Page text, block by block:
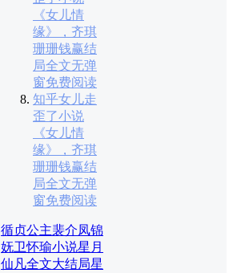
《女儿情
缘》，齐琪
珊珊钱赢结
局全文无弹
窗免费阅读
知乎女儿走
歪了小说
《女儿情
缘》，齐琪
珊珊钱赢结
局全文无弹
窗免费阅读
循贞公主裴介凤锦
妩卫怀瑜小说星月
仙凡全文大结局星